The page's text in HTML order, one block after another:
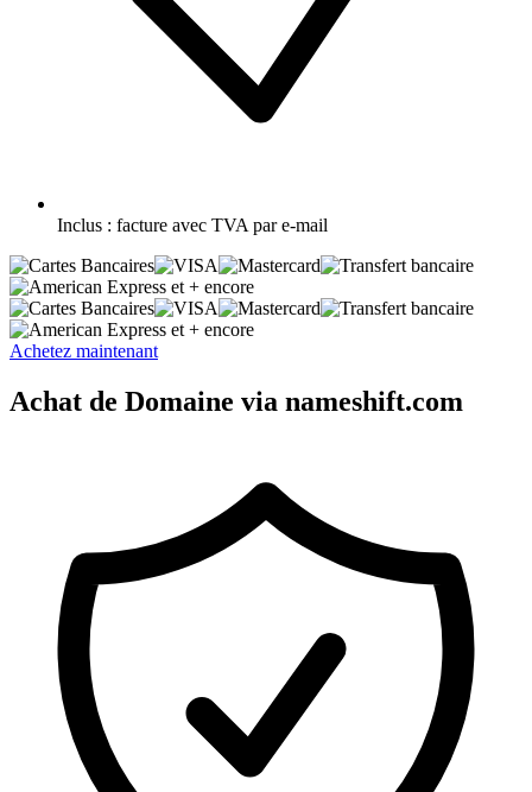
Inclus : facture avec TVA par e-mail
et + encore
et + encore
Achetez maintenant
Achat de Domaine via nameshift.com